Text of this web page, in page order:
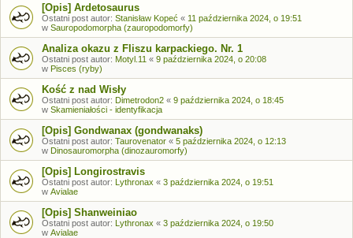
[Opis] Ardetosaurus
Ostatni post autor: Stanisław Kopeć « 11 października 2024, o 19:51
w Sauropodomorpha (zauropodomorfy)
Analiza okazu z Fliszu karpackiego. Nr. 1
Ostatni post autor: Motyl.11 « 9 października 2024, o 20:08
w Pisces (ryby)
Kość z nad Wisły
Ostatni post autor: Dimetrodon2 « 9 października 2024, o 18:45
w Skamieniałości - identyfikacja
[Opis] Gondwanax (gondwanaks)
Ostatni post autor: Taurovenator « 5 października 2024, o 12:13
w Dinosauromorpha (dinozauromorfy)
[Opis] Longirostravis
Ostatni post autor: Lythronax « 3 października 2024, o 19:51
w Avialae
[Opis] Shanweiniao
Ostatni post autor: Lythronax « 3 października 2024, o 19:50
w Avialae